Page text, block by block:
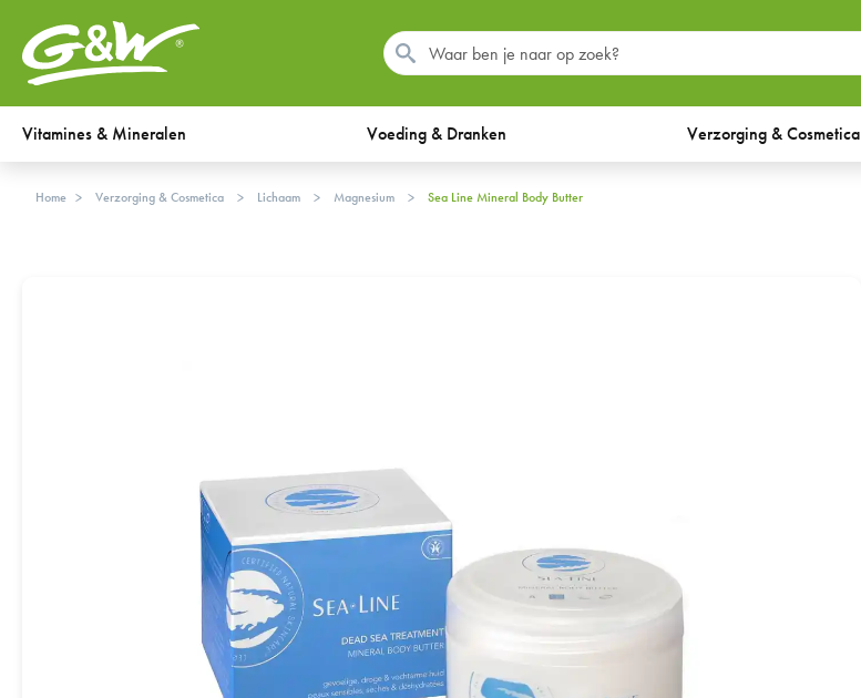
Vitamines & Mineralen Voeding & Dranken Verzorging & Cosmetica
Home Verzorging & Cosmetica Lichaam Magnesium Sea Line Mineral Body Butter